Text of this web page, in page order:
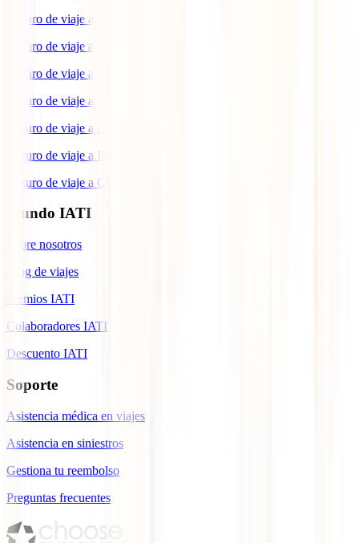
Seguro de viaje a Japón
Seguro de viaje a España
Seguro de viaje a Estados Unidos
Seguro de viaje a Brasil
Seguro de viaje a Colombia
Seguro de viaje a Italia
Seguro de viaje a Canadá
Mundo IATI
Sobre nosotros
Blog de viajes
Premios IATI
Colaboradores IATI
Descuento IATI
Soporte
Asistencia médica en viajes
Asistencia en siniestros
Gestiona tu reembolso
Preguntas frecuentes